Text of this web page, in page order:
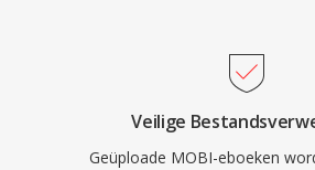
Veilige
Geüploade MOBI-eboeken